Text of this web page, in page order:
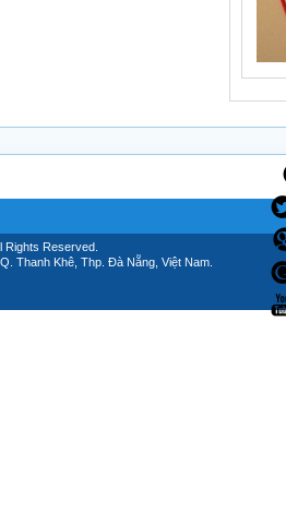
Rights Reserved.
Thanh Khê, Thp. Đà Nẵng, Việt Nam.